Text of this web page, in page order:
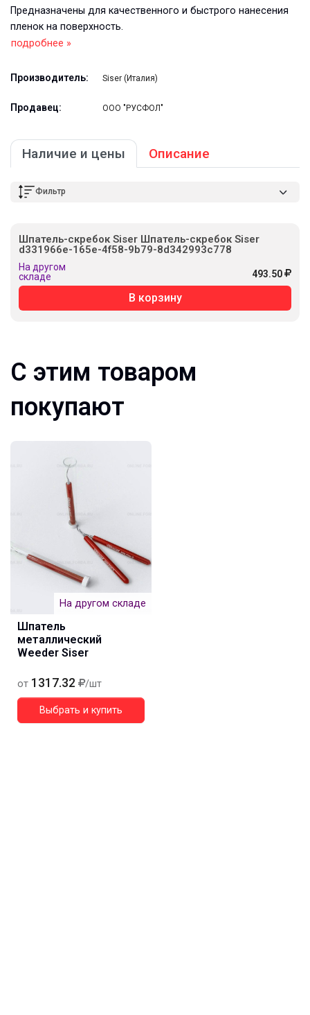
Предназначены для качественного и быстрого нанесения
пленок на поверхность.
подробнее »
Производитель: Siser (Италия)
Продавец: ООО "РУСФОЛ"
Наличие и цены Описание
Фильтр
Шпатель-скребок Siser Шпатель-скребок Siser
d331966e-165e-4f58-9b79-8d342993c778
На другом
складе
493.50
В корзину
С этим товаром
покупают
На другом складе
Шпатель
металлический
Weeder Siser
от 1317.32 /шт
Выбрать и купить